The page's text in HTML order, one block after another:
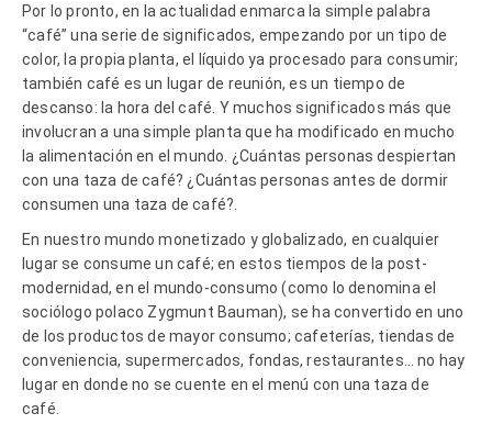
Por lo pronto, en la actualidad enmarca la simple palabra
“café” una serie de significados, empezando por un tipo de
color, la propia planta, el líquido ya procesado para consumir;
también café es un lugar de reunión, es un tiempo de
descanso: la hora del café. Y muchos significados más que
involucran a una simple planta que ha modificado en mucho
la alimentación en el mundo. ¿Cuántas personas despiertan
con una taza de café? ¿Cuántas personas antes de dormir
consumen una taza de café?.
En nuestro mundo monetizado y globalizado, en cualquier
lugar se consume un café; en estos tiempos de la post-
modernidad, en el mundo-consumo (como lo denomina el
sociólogo polaco Zygmunt Bauman), se ha convertido en uno
de los productos de mayor consumo; cafeterías, tiendas de
conveniencia, supermercados, fondas, restaurantes… no hay
lugar en donde no se cuente en el menú con una taza de
café.